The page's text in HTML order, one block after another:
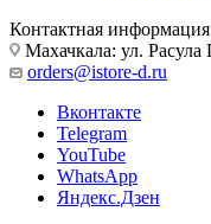
Контактная информация
Махачкала: ул. Расула
orders@istore-d.ru
Вконтакте
Telegram
YouTube
WhatsApp
Яндекс.Дзен